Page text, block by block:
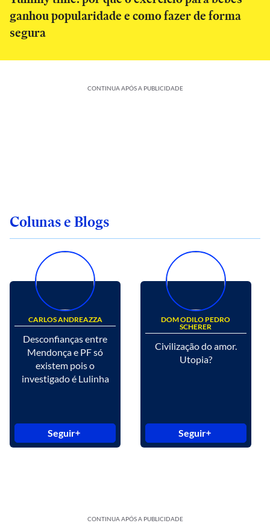
ganhou popularidade e como fazer de forma
segura
CONTINUA APÓS A PUBLICIDADE
Colunas e Blogs
CARLOS ANDREAZZA
Desconfianças entre
Mendonça e PF só
existem pois o
investigado é Lulinha
Seguir
DOM ODILO PEDRO
SCHERER
Civilização do amor.
Utopia?
Seguir
CONTINUA APÓS A PUBLICIDADE